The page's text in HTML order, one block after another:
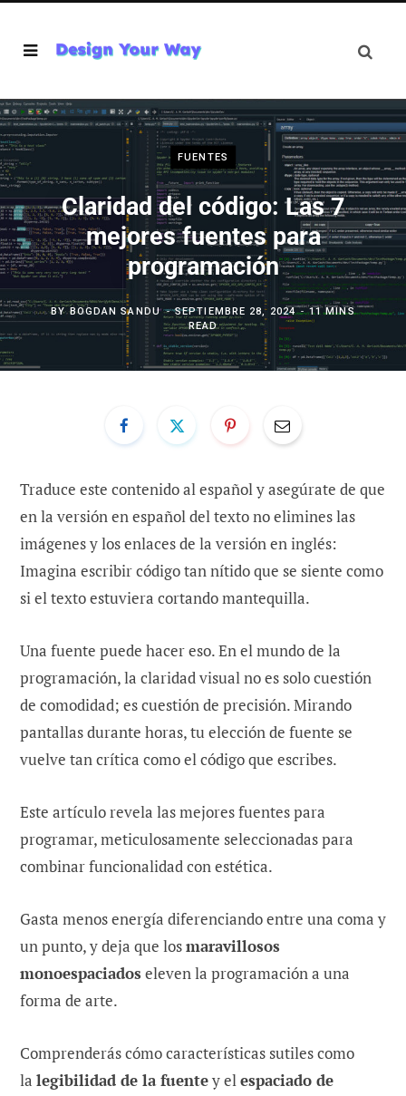
FUENTES
Claridad del código: Las 7
mejores fuentes para
programación
BYBOGDAN SANDU SEPTIEMBRE 28, 2024
11 MINS
READ
Traduce este contenido al español y asegúrate de que
en la versión en español del texto no elimines las
imágenes y los enlaces de la versión en inglés:
Imagina escribir código tan nítido que se siente como
si el texto estuviera cortando mantequilla.
Una fuente puede hacer eso. En el mundo de la
programación, la claridad visual no es solo cuestión
de comodidad; es cuestión de precisión. Mirando
pantallas durante horas, tu elección de fuente se
vuelve tan crítica como el código que escribes.
Este artículo revela las mejores fuentes para
programar, meticulosamente seleccionadas para
combinar funcionalidad con estética.
Gasta menos energía diferenciando entre una coma y
un punto, y deja que losmaravillosos
monoespaciados eleven la programación a una
forma de arte.
Comprenderás cómo características sutiles como
la legibilidad de la fuentey elespaciado de